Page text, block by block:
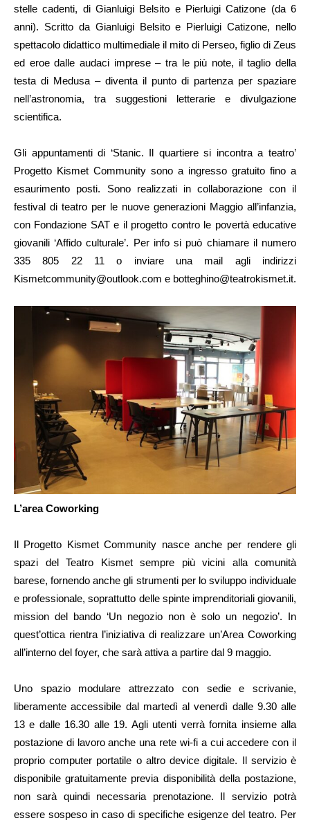
stelle cadenti, di Gianluigi Belsito e Pierluigi Catizone (da 6
anni). Scritto da Gianluigi Belsito e Pierluigi Catizone, nello
spettacolo didattico multimediale il mito di Perseo, figlio di Zeus
ed eroe dalle audaci imprese – tra le più note, il taglio della
testa di Medusa – diventa il punto di partenza per spaziare
nell’astronomia, tra suggestioni letterarie e divulgazione
scientifica.
Gli appuntamenti di ‘Stanic. Il quartiere si incontra a teatro’
Progetto Kismet Community sono a ingresso gratuito fino a
esaurimento posti. Sono realizzati in collaborazione con il
festival di teatro per le nuove generazioni Maggio all’infanzia,
con Fondazione SAT e il progetto contro le povertà educative
giovanili ‘Affido culturale’. Per info si può chiamare il numero
335 805 22 11 o inviare una mail agli indirizzi
Kismetcommunity@outlook.com e botteghino@teatrokismet.it.
L’area Coworking
Il Progetto Kismet Community nasce anche per rendere gli
spazi del Teatro Kismet sempre più vicini alla comunità
barese, fornendo anche gli strumenti per lo sviluppo individuale
e professionale, soprattutto delle spinte imprenditoriali giovanili,
mission del bando ‘Un negozio non è solo un negozio’. In
quest’ottica rientra l’iniziativa di realizzare un’Area Coworking
all’interno del foyer, che sarà attiva a partire dal 9 maggio.
Uno spazio modulare attrezzato con sedie e scrivanie,
liberamente accessibile dal martedì al venerdì dalle 9.30 alle
13 e dalle 16.30 alle 19. Agli utenti verrà fornita insieme alla
postazione di lavoro anche una rete wi-fi a cui accedere con il
proprio computer portatile o altro device digitale. Il servizio è
disponibile gratuitamente previa disponibilità della postazione,
non sarà quindi necessaria prenotazione. Il servizio potrà
essere sospeso in caso di specifiche esigenze del teatro. Per